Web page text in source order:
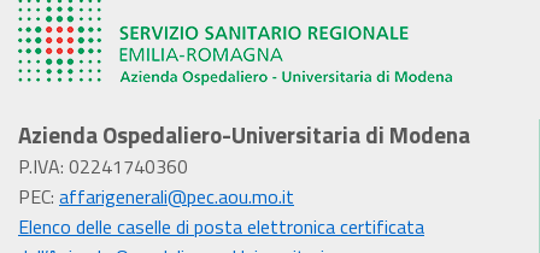
Azienda Ospedaliero-Universitaria di Modena
P.IVA: 02241740360
PEC: affarigenerali@pec.aou.mo.it
Elenco delle caselle di posta elettronica certificata